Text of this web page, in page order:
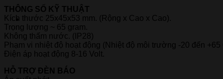
Thương hiệu xe
THÔNG SỐ KỸ THUẬT
Kích thước 25x45x53 mm. (Rộng x Cao x Cao).
Trọng lượng ~ 65 gram.
Không thấm nước. (IP28)
Phạm vi nhiệt độ hoạt động (Nhiệt độ môi trường -20 đến +65
Điện áp hoạt động 8-16 Volt.
HỖ TRỢ ĐÈN BÁO